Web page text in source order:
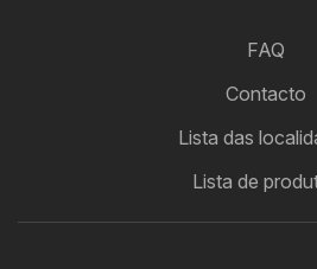
FAQ
Contacto
Lista das
Lista de